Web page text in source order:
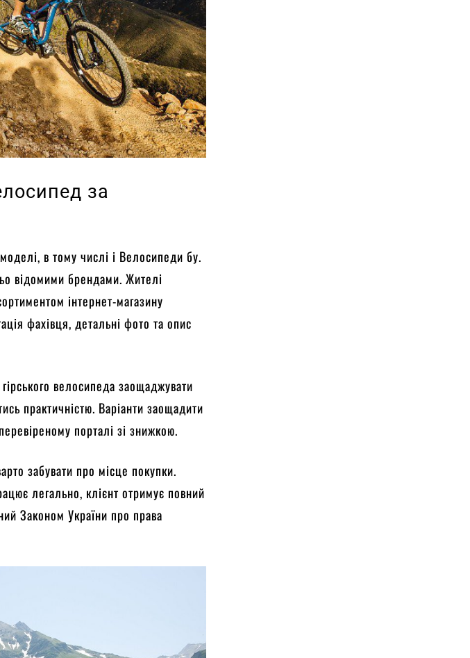
за
в тому числі і Велосипеди бу.
відомими брендами. Жителі
інтернет-магазину
фахівця, детальні фото та опис
велосипеда заощаджувати
практичністю. Варіанти заощадити
порталі зі знижкою.
забувати про місце покупки.
легально, клієнт отримує повний
Законом України про права